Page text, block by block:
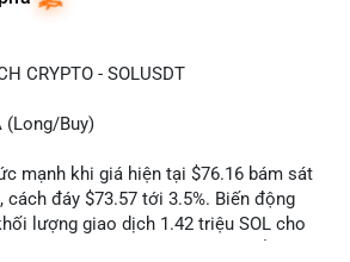
CRYPTO - SOLUSDT
(Long/Buy)
mạnh khi giá hiện tại $76.16 bám sát
cách đáy $73.57 tới 3.5%. Biến động
lượng giao dịch 1.42 triệu SOL cho